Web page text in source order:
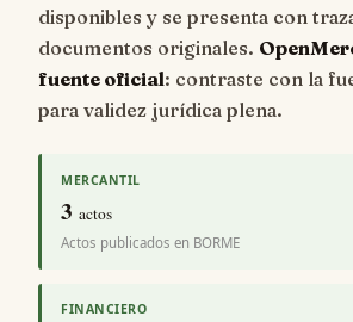
disponibles y se presenta con
documentos originales.
fuente oficial: contraste con la
para validez jurídica plena.
MERCANTIL
3 actos
Actos publicados en BORME
FINANCIERO